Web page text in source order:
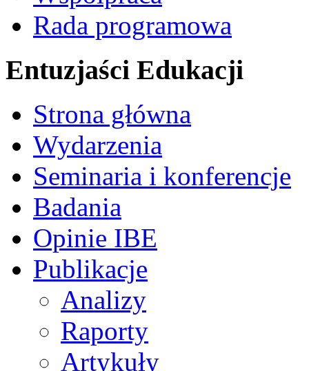
Rada programowa
Entuzjaści Edukacji
Strona główna
Wydarzenia
Seminaria i konferencje
Badania
Opinie IBE
Publikacje
Analizy
Raporty
Artykuły